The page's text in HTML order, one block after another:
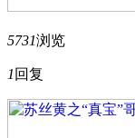
5731浏览
1 回复